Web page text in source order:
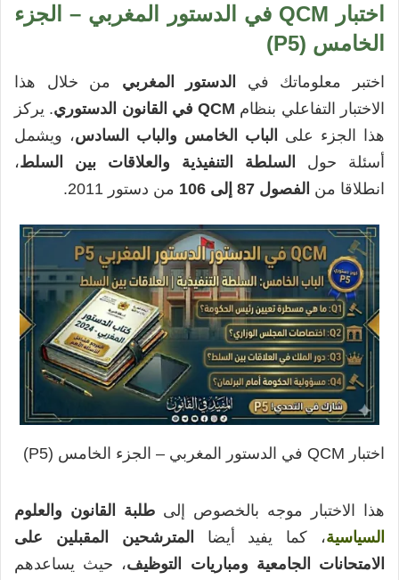
اختبار QCM في الدستور المغربي – الجزء
الخامس (P5)
اختبر معلوماتك في الدستور المغربي من خلال هذا
الاختبار التفاعلي بنظام QCM في القانون الدستوري
. يركز
هذا الجزء على
الباب الخامس والباب السادس، ويشمل
أسئلة حول
السلطة التنفيذية والعلاقات بين السلط،
انطلاقا من الفصول 87 إلى 106 من دستور 2011.
اختبار QCM في الدستور المغربي – الجزء الخامس (P5)
هذا الاختبار موجه بالخصوص إلى طلبة القانون والعلوم
السياسية، كما يفيد أيضا
المترشحين المقبلين على
الامتحانات الجامعية ومباريات التوظيف، حيث يساعدهم